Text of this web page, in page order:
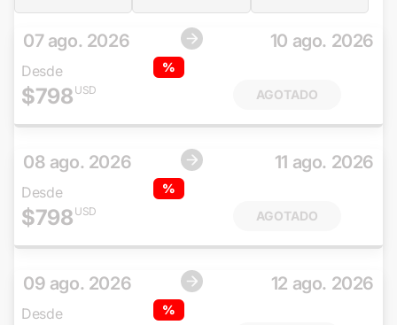
07 ago. 2026 10 ago. 2026
Desde %
$798 USD AGOTADO
08 ago. 2026 11 ago. 2026
Desde %
$798 USD AGOTADO
09 ago. 2026 12 ago. 2026
Desde %